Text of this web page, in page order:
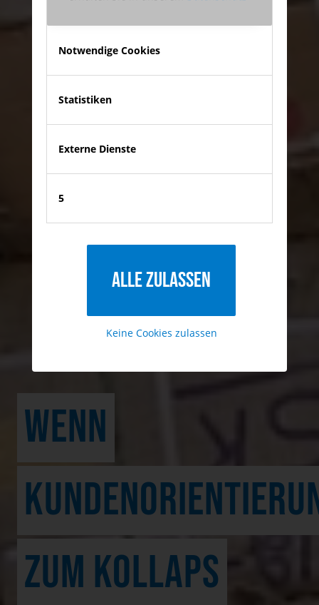
Notwendige Cookies
Statistiken
Externe Dienste
5
Alle zulassen
Keine Cookies zulassen
WENN
ZUM KOLLAPS